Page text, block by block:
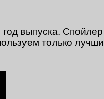
выпуска.
только